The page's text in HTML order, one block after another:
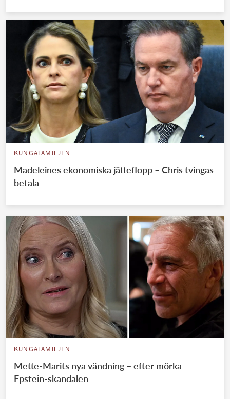
KUNGAFAMILJEN
Madeleines ekonomiska jätteflopp – Chris tvingas
betala
KUNGAFAMILJEN
Mette-Marits nya vändning – efter mörka
Epstein-skandalen